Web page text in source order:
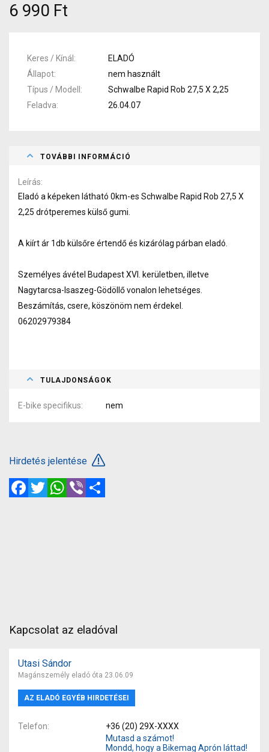
6 990 Ft
Keres / Kínál
ELADÓ
Állapot
nem használt
Típus / Modell
Schwalbe Rapid Rob 27,5 X 2,25
Feladva
26.04.07
TOVÁBBI INFORMÁCIÓ
Leírás
Eladó a képeken látható 0km-es Schwalbe Rapid Rob 27,5 X
2,25 drótperemes külső gumi.
A kiírt ár 1db külsőre értendő és kizárólag párban eladó.
Személyes ávétel Budapest XVI. kerületben, illetve
Nagytarcsa-Isaszeg-Gödöllő vonalon lehetséges.
Beszámítás, csere, köszönöm nem érdekel.
06202979384
TULAJDONSÁGOK
E-bike specifikus nem
Hirdetés jelentése
FacebookTwitterWhatsApp
Viber
Kapcsolat az eladóval
Utasi Sándor
Magánszemély eladó óta 23.06.09
AZ ELADÓ EGYÉB HIRDETÉSEI
Telefon
+36 (20) 29X-XXXX
Mutasd a számot!
Mondd, hogy a Bikemag Aprón láttad!